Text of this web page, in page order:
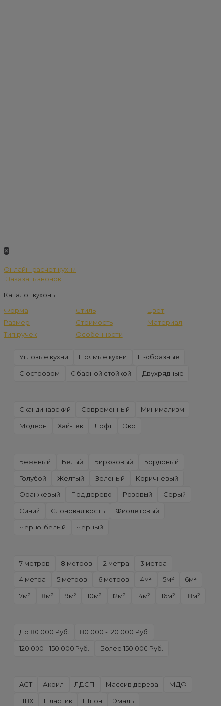
✕
Онлайн-расчет кухни
Заказать звонок
Каталог кухонь
Форма
Стиль
Цвет
Размер
Стоимость
Материал
Тип ручек
Особенности
Угловые кухни Прямые кухни П-образные
С островом С барной стойкой Двухрядные
Скандинавский Современный Минимализм
Модерн Хай-тек Лофт Эко
Бежевый Белый Бирюзовый Бордовый
Голубой Желтый Зеленый Коричневый
Оранжевый Под дерево Розовый Серый
Синий Слоновая кость Фиолетовый
Черно-белый Черный
7 метров 8 метров 2 метра 3 метра
4 метра 5 метров 6 метров 4м² 5м² 6м²
7м² 8м² 9м² 10м² 12м² 14м² 16м² 18м²
До 80 000 Руб. 80 000 - 120 000 Руб.
120 000 - 150 000 Руб. Более 150 000 Руб.
AGT Акрил ЛДСП Массив дерева МДФ
ПВХ Пластик Шпон Эмаль